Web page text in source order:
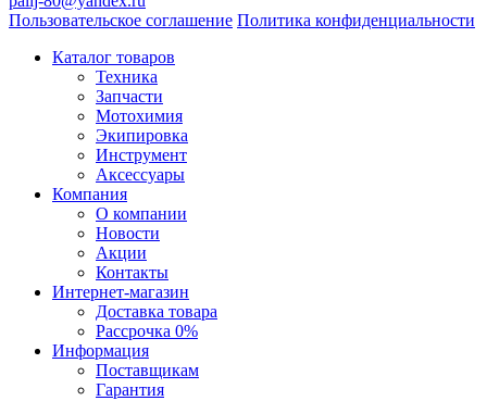
Пользовательское соглашение Политика конфиденциальности
Каталог товаров
Техника
Запчасти
Мотохимия
Экипировка
Инструмент
Аксессуары
Компания
О компании
Новости
Акции
Контакты
Интернет-магазин
Доставка товара
Рассрочка 0%
Информация
Поставщикам
Гарантия